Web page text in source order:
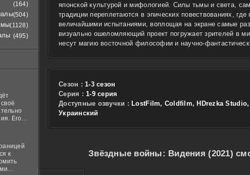
японской культурой и мифологией. Силы тьмы и света,
традиции переплетаются в эпических повествованиях, где
величайшими испытаниями, воплощая на экране самые
визуально ошеломляющий проект погружает зрителей в
несут магию восточной философии и научно-
Сезон : 1-3 сезон
Cерия : 1-9 серия
Доступные озвучки : LostFilm, Coldfilm, HDrezka
Украинский
Звёздные войны: Видения (2021)
(164)
(504)
(1128)
(495)
Его
в
к